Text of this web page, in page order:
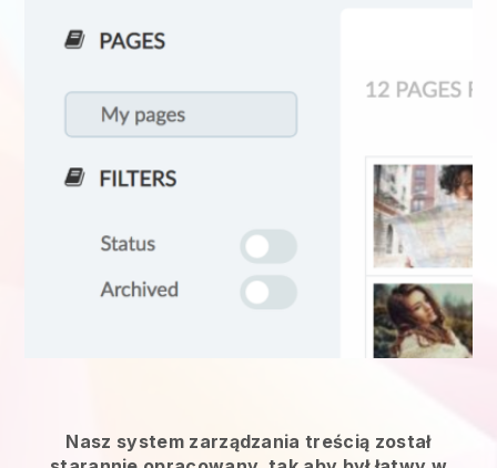
Nasz system zarządzania treścią został